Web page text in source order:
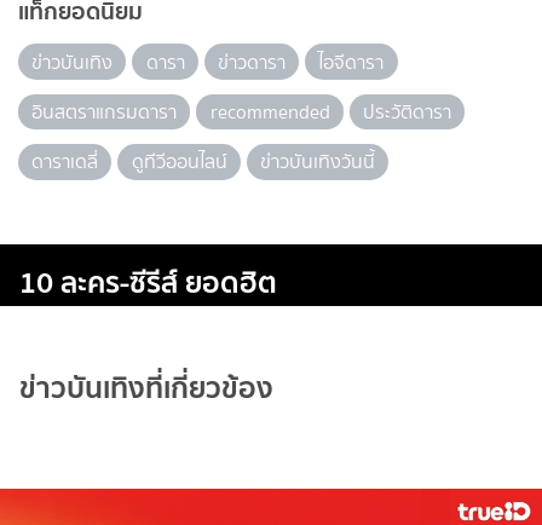
แท็กยอดนิยม
ข่าวบันเทิง ดารา ข่าวดารา
ไอจีดารา
อินสตราแกรมดารา
recommended
ประวัติดารา
ดาราเดลี่
ดูทีวีออนไลน์ ข่าวบันเทิงวันนี้
10 ละคร-ซีรีส์ ยอดฮิต
ข่าวบันเทิงที่เกี่ยวข้อง